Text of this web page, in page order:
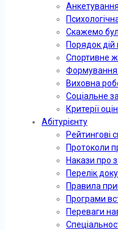
Анкетування
Скажемо
Порядок дій
Спортивне
Формування
Виховна
Соціальне
Критерії
Абітурієнту
Рейтингові
Протоколи
Накази про
Перелік
Правила
Програми
Переваги